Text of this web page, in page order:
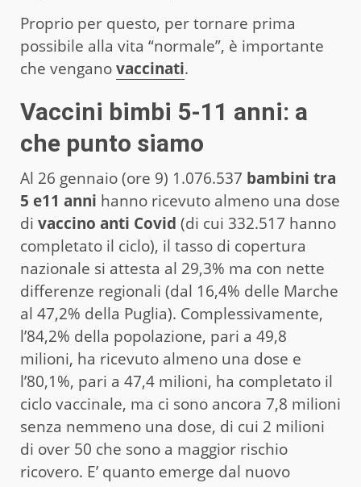
Proprio per questo, per tornare prima
possibile alla vita “normale”, è importante
che venganovaccinati.
Vaccini bimbi 5-11 anni: a
che punto siamo
Al 26 gennaio (ore 9) 1.076.537 bambini tra
5 e11 anni hanno ricevuto almeno una dose
di vaccino anti Covid (di cui 332.517 hanno
completato il ciclo), il tasso di copertura
nazionale si attesta al 29,3% ma con nette
differenze regionali (dal 16,4% delle Marche
al 47,2% della Puglia). Complessivamente,
l’84,2% della popolazione, pari a 49,8
milioni, ha ricevuto almeno una dose e
l’80,1%, pari a 47,4 milioni, ha completato il
ciclo vaccinale, ma ci sono ancora 7,8 milioni
senza nemmeno una dose, di cui 2 milioni
di over 50 che sono a maggior rischio
ricovero. E’ quanto emerge dal nuovo